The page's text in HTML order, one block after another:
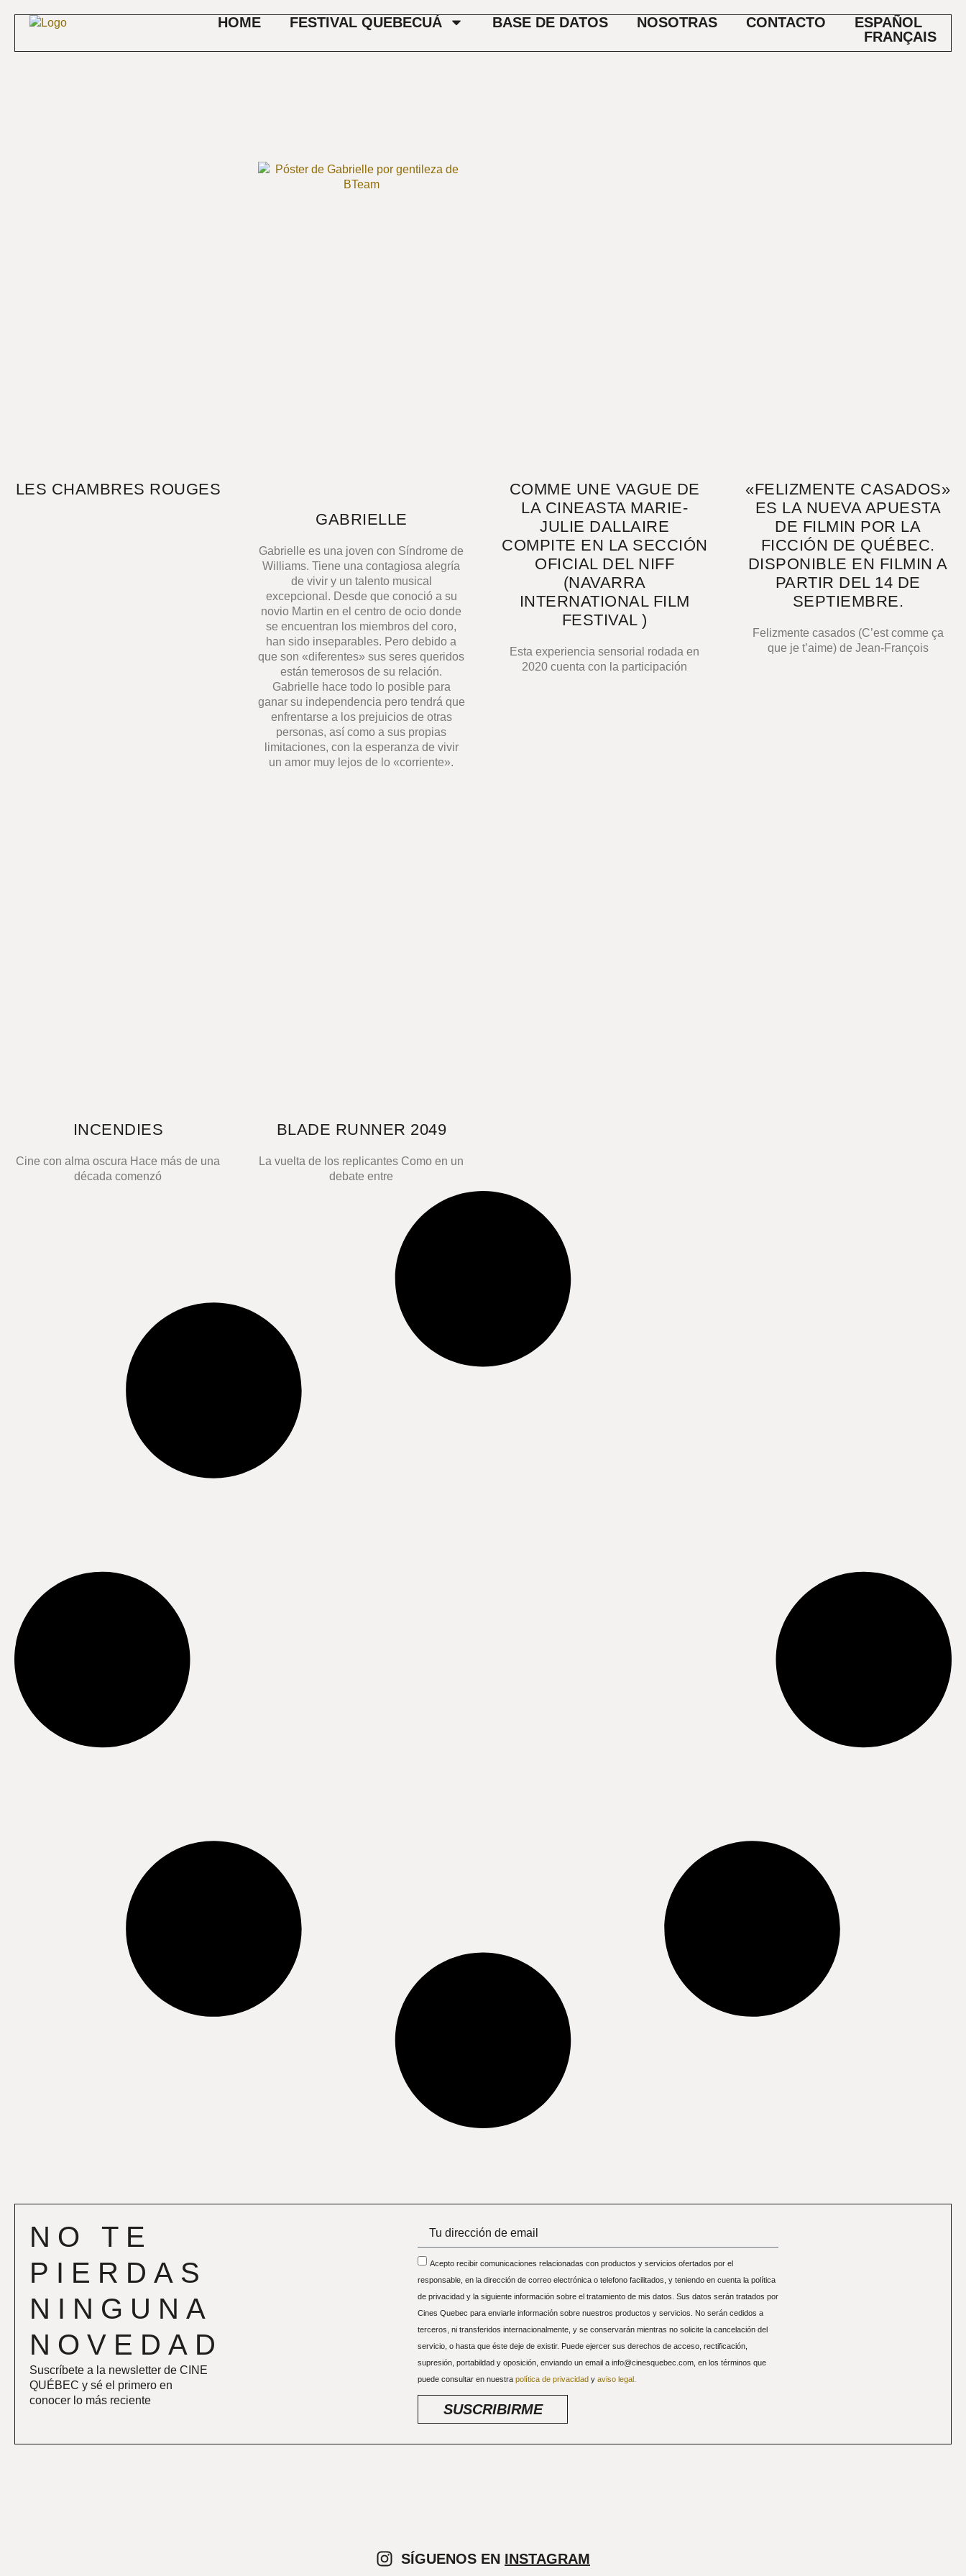
HOME FESTIVAL QUEBECUÁ BASE DE DATOS NOSOTRAS CONTACTO
ESPAÑOL
FRANÇAIS
LES CHAMBRES ROUGES
GABRIELLE
Gabrielle es una joven con Síndrome de
Williams. Tiene una contagiosa alegría
de vivir y un talento musical
excepcional. Desde que conoció a su
novio Martin en el centro de ocio donde
se encuentran los miembros del coro,
han sido inseparables. Pero debido a
que son «diferentes» sus seres queridos
están temerosos de su relación.
Gabrielle hace todo lo posible para
ganar su independencia pero tendrá que
enfrentarse a los prejuicios de otras
personas, así como a sus propias
limitaciones, con la esperanza de vivir
un amor muy lejos de lo «corriente».
COMME UNE VAGUE DE
LA CINEASTA MARIE-
JULIE DALLAIRE
COMPITE EN LA SECCIÓN
OFICIAL DEL NIFF
(NAVARRA
INTERNATIONAL FILM
FESTIVAL )
Esta experiencia sensorial rodada en
2020 cuenta con la participación
«FELIZMENTE CASADOS»
ES LA NUEVA APUESTA
DE FILMIN POR LA
FICCIÓN DE QUÉBEC.
DISPONIBLE EN FILMIN A
PARTIR DEL 14 DE
SEPTIEMBRE.
Felizmente casados (C’est comme ça
que je t’aime) de Jean-François
INCENDIES
Cine con alma oscura Hace más de una
década comenzó
BLADE RUNNER 2049
La vuelta de los replicantes Como en un
debate entre
NO TE
PIERDAS
NINGUNA
NOVEDAD
Suscríbete a la newsletter de CINE
QUÉBEC y sé el primero en
conocer lo más reciente
Acepto recibir comunicaciones relacionadas con productos y servicios ofertados por el
responsable, en la dirección de correo electrónica o telefono facilitados, y teniendo en cuenta la política
de privacidad y la siguiente información sobre el tratamiento de mis datos. Sus datos serán tratados por
Cines Quebec para enviarle información sobre nuestros productos y servicios. No serán cedidos a
terceros, ni transferidos internacionalmente, y se conservarán mientras no solicite la cancelación del
servicio, o hasta que éste deje de existir. Puede ejercer sus derechos de acceso, rectificación,
supresión, portabildad y oposición, enviando un email a info@cinesquebec.com, en los términos que
puede consultar en nuestra política de privacidad y aviso legal.
SUSCRIBIRME
SÍGUENOS EN INSTAGRAM